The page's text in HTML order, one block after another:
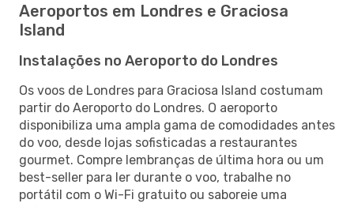
Aeroportos em Londres e Graciosa
Island
Instalações no Aeroporto do Londres
Os voos de Londres para Graciosa Island costumam
partir do Aeroporto do Londres. O aeroporto
disponibiliza uma ampla gama de comodidades antes
do voo, desde lojas sofisticadas a restaurantes
gourmet. Compre lembranças de última hora ou um
best-seller para ler durante o voo, trabalhe no
portátil com o Wi-Fi gratuito ou saboreie uma